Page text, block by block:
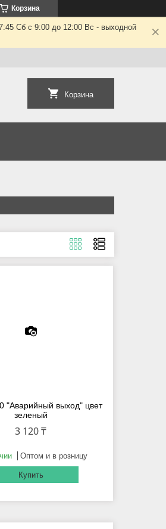
Корзина
Сб с 9:00 до 12:00 Вс - выходной
Корзина
"Аварийный выход" цвет
зеленый
3 120 ₸
Оптом и в розницу
Купить